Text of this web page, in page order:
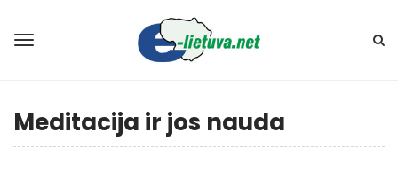
Meditacija ir jos nauda